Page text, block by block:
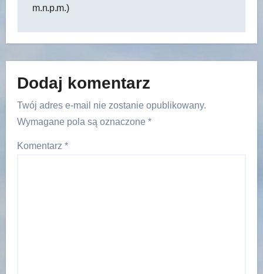
m.n.p.m.)
Dodaj komentarz
Twój adres e-mail nie zostanie opublikowany.
Wymagane pola są oznaczone *
Komentarz *